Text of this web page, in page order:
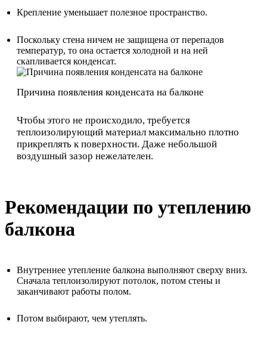
Крепление уменьшает полезное пространство.
Поскольку стена ничем не защищена от перепадов
температур, то она остается холодной и на ней
скапливается конденсат.
Причина появления конденсата на балконе
Чтобы этого не происходило, требуется
теплоизолирующий материал максимально плотно
прикреплять к поверхности. Даже небольшой
воздушный зазор нежелателен.
Рекомендации по утеплению
балкона
Внутреннее утепление балкона выполняют сверху вниз.
Сначала теплоизолируют потолок, потом стены и
заканчивают работы полом.
Потом выбирают, чем утеплять.